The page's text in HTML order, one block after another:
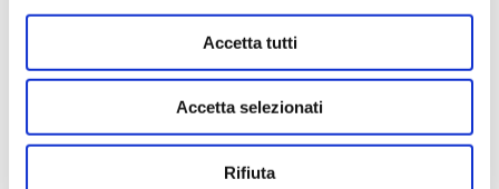
Accetta tutti
Accetta selezionati
Rifiuta